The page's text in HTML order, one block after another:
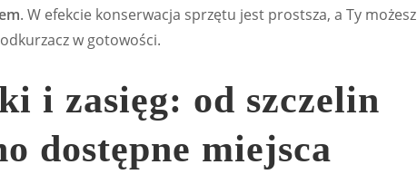
. W efekcie konserwacja sprzętu jest prostsza, a Ty możesz
w gotowości.
i zasięg: od szczelin
dostępne miejsca